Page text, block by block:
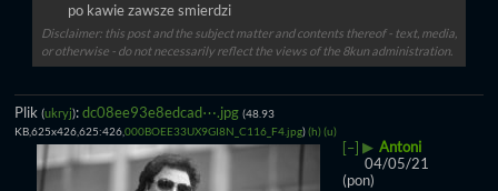
po kawie zawsze smierdzi
Disclaimer: this post and the subject matter and contents thereof - text, media,
or otherwise - do not necessarily reflect the views of the 8kun administration.
Plik (ukryj):dc08ee93e8edcad⋯.jpg (48.93
KB,625x426,625:426,000BOEE33UX9GI8N_C116_F4.jpg)(h)(u)
[–] ▶ Antoni
04/05/21
(pon)